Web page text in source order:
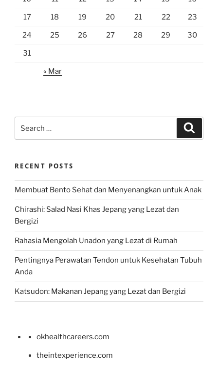
17 18 19 20 21 22 23
24 25 26 27 28 29 30
31
« Mar
for:
RECENT POSTS
Membuat Bento Sehat dan Menyenangkan untuk Anak
Chirashi: Salad Nasi Khas Jepang yang Lezat dan
Bergizi
Rahasia Mengolah Unadon yang Lezat di Rumah
Pentingnya Perawatan Tendon untuk Kesehatan Tubuh
Anda
Katsudon: Makanan Jepang yang Lezat dan Bergizi
okhealthcareers.com
theintexperience.com